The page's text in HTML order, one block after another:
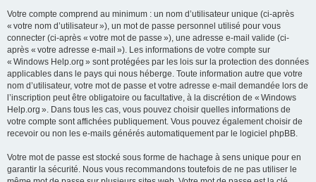
Votre compte comprend au minimum : un nom d’utilisateur unique (ci-après
« votre nom d’utilisateur »), un mot de passe personnel utilisé pour vous
connecter (ci-après « votre mot de passe »), une adresse e-mail valide (ci-
après « votre adresse e-mail »). Les informations de votre compte sur
« Windows Help.org » sont protégées par les lois sur la protection des données
applicables dans le pays qui nous héberge. Toute information autre que votre
nom d’utilisateur, votre mot de passe et votre adresse e-mail demandée lors de
l’inscription peut être obligatoire ou facultative, à la discrétion de « Windows
Help.org ». Dans tous les cas, vous pouvez choisir quelles informations de
votre compte sont affichées publiquement. Vous pouvez également choisir de
recevoir ou non les e-mails générés automatiquement par le logiciel phpBB.
Votre mot de passe est stocké sous forme de hachage à sens unique pour en
garantir la sécurité. Nous vous recommandons toutefois de ne pas utiliser le